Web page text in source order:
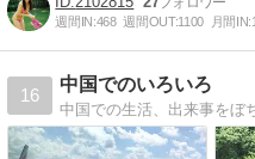
週間IN:468 週間OUT:1100 月間IN:
16
中国でのいろいろ
中国での生活、出来事をぼ